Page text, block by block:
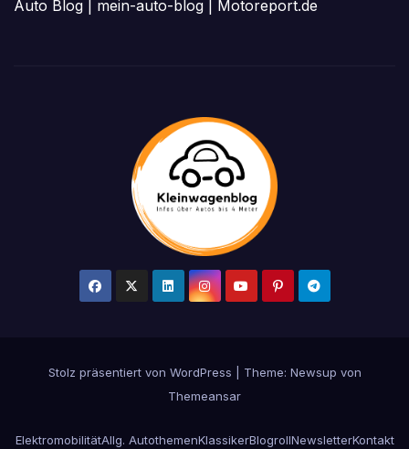
Auto Blog
mein-auto-blog Motoreport.de
Stolz präsentiert von WordPress
Theme: Newsup von
Themeansar
ElektromobilitätAllg. AutothemenKlassikerBlogrollNewsletterKontakt